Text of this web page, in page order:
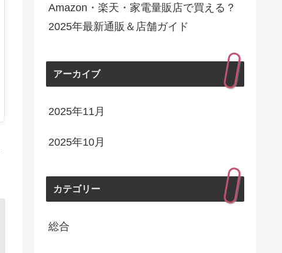
Amazon・楽天・家電量販店で買える？
2025年最新通販＆店舗ガイド
アーカイブ
2025年11月
2025年10月
カテゴリー
総合